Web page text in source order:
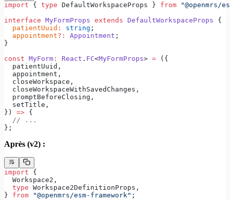
import { type DefaultWorkspaceProps } from "@openmrs/
interface MyFormProps extends DefaultWorkspaceProps {
  patientUuid
: string ;
  appointment
?: Appointment ;
}
const MyForm : React . FC<MyFormProps> = ({
  patientUuid,
  appointment,
  closeWorkspace,
  closeWorkspaceWithSavedChanges,
  promptBeforeClosing,
  setTitle,
}) => {
  // ...
};
Après (v2) :
import {
  Workspace2,
  type
Workspace2DefinitionProps,
} from "@openmrs/esm-framework" ;